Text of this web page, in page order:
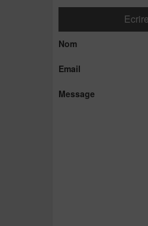
Nom
Email
Message